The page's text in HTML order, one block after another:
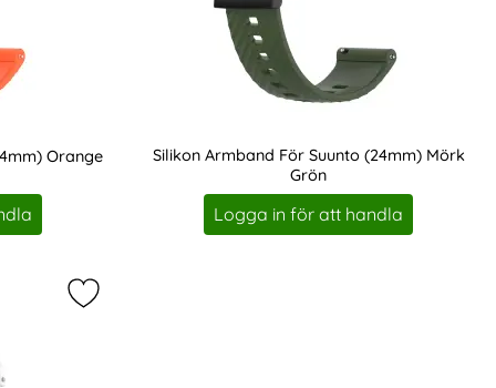
Orange
Silikon Armband För Suunto (24mm) Mörk
Grön
Art. nr 201199
Logga in för att handla
Textur (24mm) Grå som favorit
Markera suunto Silikon Armband Twill Textur